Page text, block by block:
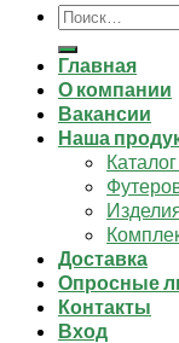
Искать:
Главная
О компании
Вакансии
Наша
Доставка
Опросные
Контакты
Вход